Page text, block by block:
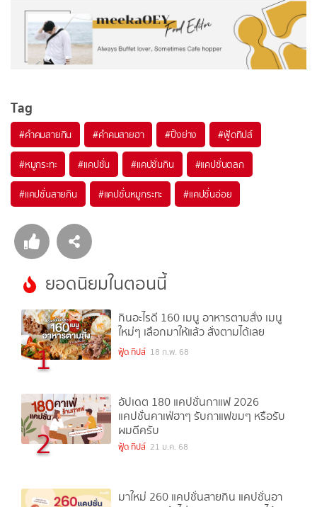
Tag
#คำคมสายกิน #คำคมสายฮา #ปิ้งย่าง #ฟู้ดทิปส์
#หมูกระทะ #แคปชั่น #แคปชั่นกิน #แคปชั่นตลก
#แคปชั่นสายกิน #แคปชั่นหมูกระทะ #แคปชั่นอ่อย
ยอดนิยมในตอนนี้
1
กินอะไรดี 160 เมนู อาหารตามสั่ง เมนู
ใหม่ๆ เลือกมาให้แล้ว สั่งตามได้เลย
ฟู้ด ทิปส์ 18 ก.พ. 68
2
อัปเดต 180 แคปชั่นกาแฟ 2026
แคปชั่นคาเฟ่ฮาๆ รับกาแฟขมๆ หรือรับ
ผมดีครับ
ฟู้ด ทิปส์ 21 ม.ค. 68
มาใหม่ 260 แคปชั่นสายกิน แคปชั่นอา